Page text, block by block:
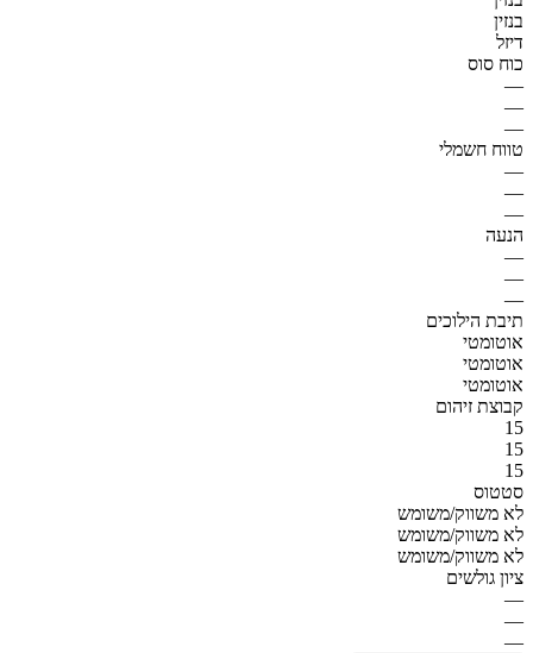
בנזין
דיזל
כוח סוס
—
—
—
טווח חשמלי
—
—
—
הנעה
—
—
—
תיבת הילוכים
אוטומטי
אוטומטי
אוטומטי
קבוצת זיהום
15
15
15
סטטוס
לא משווק/משומש
לא משווק/משומש
לא משווק/משומש
ציון גולשים
—
—
—